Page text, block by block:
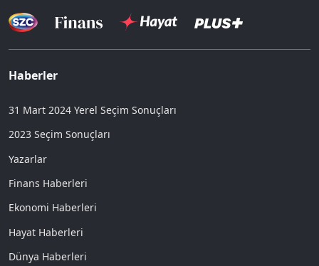
Haberler
31 Mart 2024 Yerel Seçim Sonuçları
2023 Seçim Sonuçları
Yazarlar
Finans Haberleri
Ekonomi Haberleri
Hayat Haberleri
Dünya Haberleri